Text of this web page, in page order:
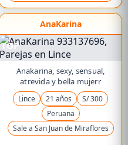
AnaKarina
TOP
Anakarina, sexy, sensual,
atrevida y bella mujerr
Lince 21 años
S/ 300
Peruana
Sale a San Juan de Miraflores